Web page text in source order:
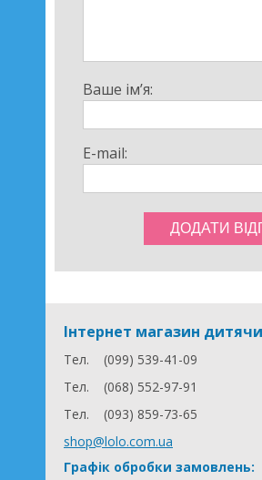
Ваше ім’я:
E-mail:
Інтернет магазин
Тел.
(099) 539-41-09
Тел.
(068) 552-97-91
Тел.
(093) 859-73-65
shop@lolo.com.ua
Графік обробки замовлень: